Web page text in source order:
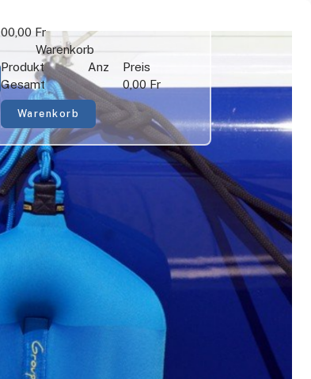
00,00 Fr
Warenkorb
Produkt
Anz
Preis
Gesamt
0,00 Fr
Warenkorb